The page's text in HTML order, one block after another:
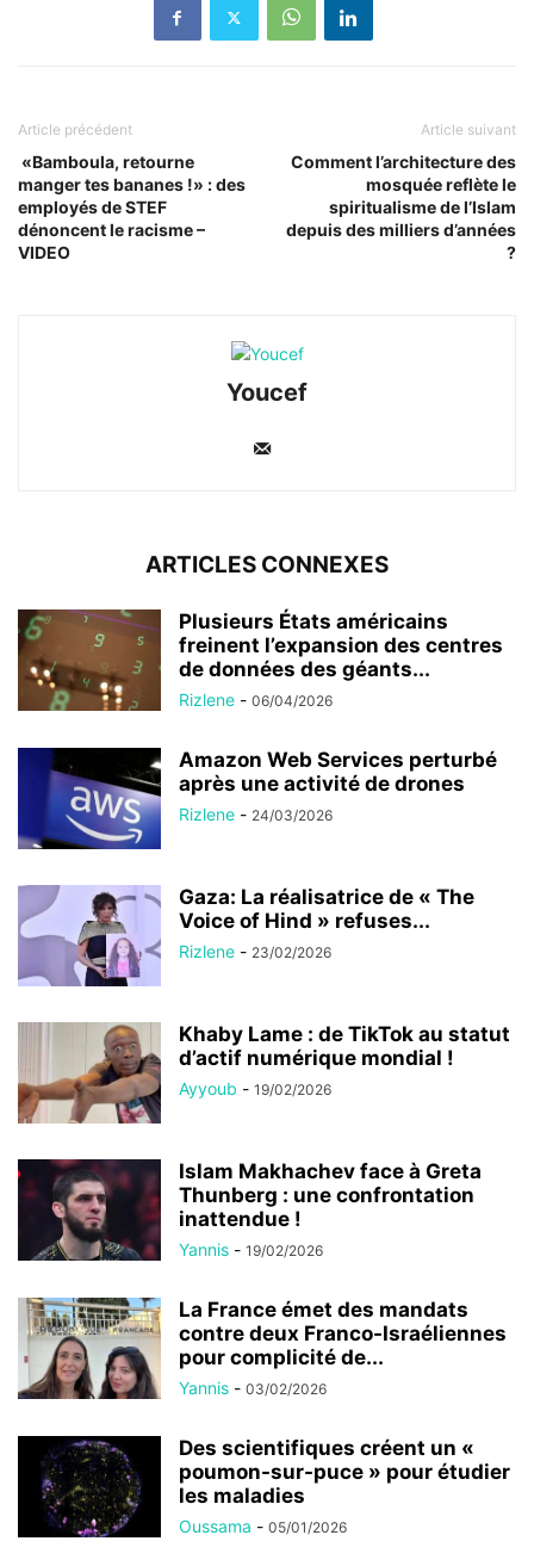
Article précédent
«Bamboula, retourne
manger tes bananes !» : des
employés de STEF
dénoncent le racisme –
VIDEO
Article suivant
Comment l’architecture des
mosquée reflète le
spiritualisme de l’Islam
depuis des milliers d’années
?
Youcef
ARTICLES CONNEXES
Plusieurs États américains
freinent l’expansion des centres
de données des géants...
Rizlene - 06/04/2026
Amazon Web Services perturbé
après une activité de drones
Rizlene - 24/03/2026
Gaza: La réalisatrice de « The
Voice of Hind » refuses...
Rizlene - 23/02/2026
Khaby Lame : de TikTok au statut
d’actif numérique mondial !
Ayyoub - 19/02/2026
Islam Makhachev face à Greta
Thunberg : une confrontation
inattendue !
Yannis - 19/02/2026
La France émet des mandats
contre deux Franco-Israéliennes
pour complicité de...
Yannis - 03/02/2026
Des scientifiques créent un «
poumon-sur-puce » pour étudier
les maladies
Oussama - 05/01/2026